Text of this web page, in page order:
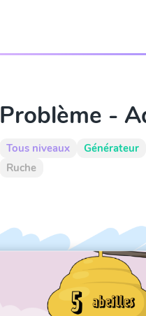
Problème -
Tous niveaux Générateur
Ruche